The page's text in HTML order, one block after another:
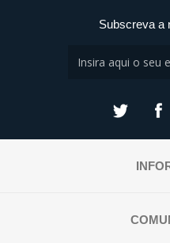
Subscreva a